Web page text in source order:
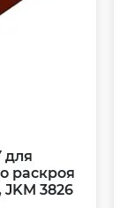
для
раскроя
JKM 3826